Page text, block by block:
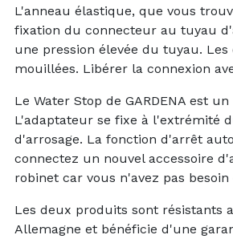
L'anneau élastique, que vous
fixation du connecteur au tuyau
une pression élevée du tuyau.
mouillées. Libérer la connexion
Le Water Stop de GARDENA est
L'adaptateur se fixe à l'extrémité
d'arrosage. La fonction d'arrêt
connectez un nouvel accessoire
robinet car vous n'avez pas
Les deux produits sont résistants
Allemagne et bénéficie d'une